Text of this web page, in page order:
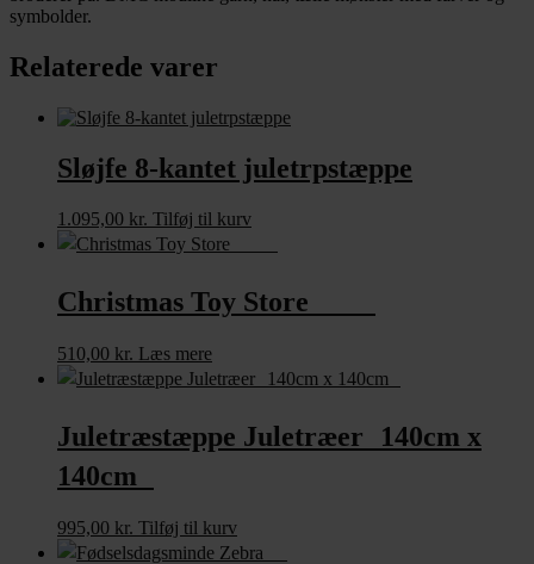
symbolder.
Relaterede varer
Sløjfe 8-kantet juletrpstæppe
1.095,00 kr. Tilføj til kurv
Christmas Toy Store
510,00 kr. Læs mere
Juletræstæppe Juletræer 140cm x
140cm
995,00 kr. Tilføj til kurv